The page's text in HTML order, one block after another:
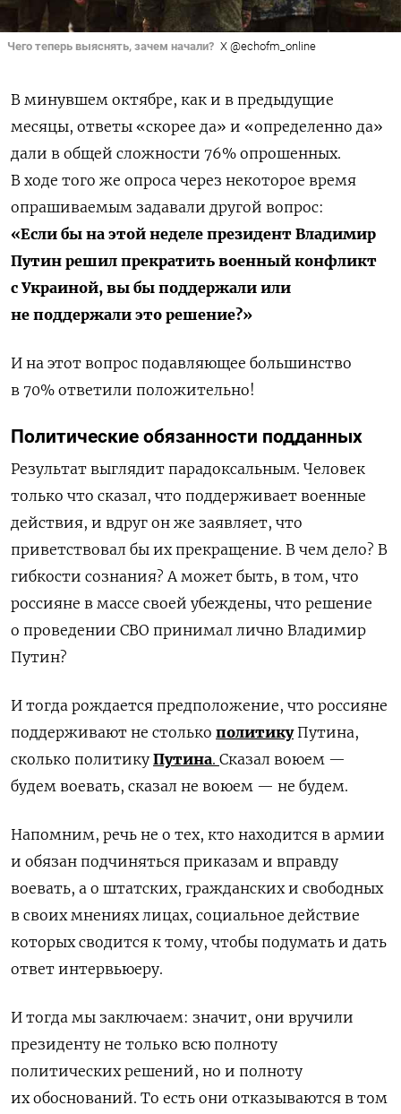
Чего теперь выяснять, зачем начали? X @echofm_online
В минувшем октябре, как и в предыдущие
месяцы, ответы «скорее да» и «определенно да»
дали в общей сложности 76% опрошенных.
В ходе того же опроса через некоторое время
опрашиваемым задавали другой вопрос:
«Если бы на этой неделе президент Владимир
Путин решил прекратить военный конфликт
с Украиной, вы бы поддержали или
не поддержали это решение?»
И на этот вопрос подавляющее большинство
в 70% ответили положительно!
Политические обязанности подданных
Результат выглядит парадоксальным. Человек
только что сказал, что поддерживает военные
действия, и вдруг он же заявляет, что
приветствовал бы их прекращение. В чем дело? В
гибкости сознания? А может быть, в том, что
россияне в массе своей убеждены, что решение
о проведении СВО принимал лично Владимир
Путин?
И тогда рождается предположение, что россияне
поддерживают не столько политикуПутина,
сколько политику Путина. Сказал воюем —
будем воевать, сказал не воюем — не будем.
Напомним, речь не о тех, кто находится в армии
и обязан подчиняться приказам и вправду
воевать, а о штатских, гражданских и свободных
в своих мнениях лицах, социальное действие
которых сводится к тому, чтобы подумать и дать
ответ интервьюеру.
И тогда мы заключаем: значит, они вручили
президенту не только всю полноту
политических решений, но и полноту
их обоснований. То есть они отказываются в том